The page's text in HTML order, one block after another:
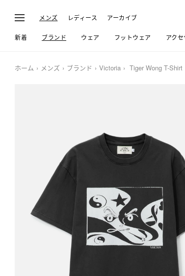
メンズ レディース アーカイブ
新着 ブランド ウェア フットウェア アク
ホーム メンズ ブランド Victoria Tiger Wong T-Shirt